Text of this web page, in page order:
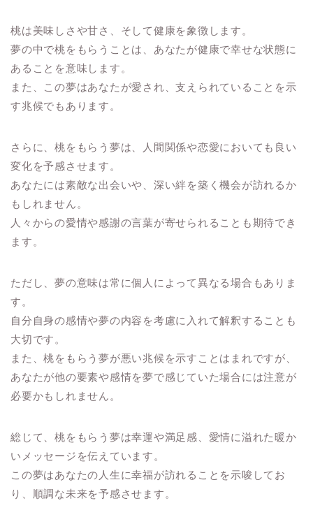
桃は美味しさや甘さ、そして健康を象徴します。
夢の中で桃をもらうことは、あなたが健康で幸せな状態に
あることを意味します。
また、この夢はあなたが愛され、支えられていることを示
す兆候でもあります。
さらに、桃をもらう夢は、人間関係や恋愛においても良い
変化を予感させます。
あなたには素敵な出会いや、深い絆を築く機会が訪れるか
もしれません。
人々からの愛情や感謝の言葉が寄せられることも期待でき
ます。
ただし、夢の意味は常に個人によって異なる場合もありま
す。
自分自身の感情や夢の内容を考慮に入れて解釈することも
大切です。
また、桃をもらう夢が悪い兆候を示すことはまれですが、
あなたが他の要素や感情を夢で感じていた場合には注意が
必要かもしれません。
総じて、桃をもらう夢は幸運や満足感、愛情に溢れた暖か
いメッセージを伝えています。
この夢はあなたの人生に幸福が訪れることを示唆してお
り、順調な未来を予感させます。